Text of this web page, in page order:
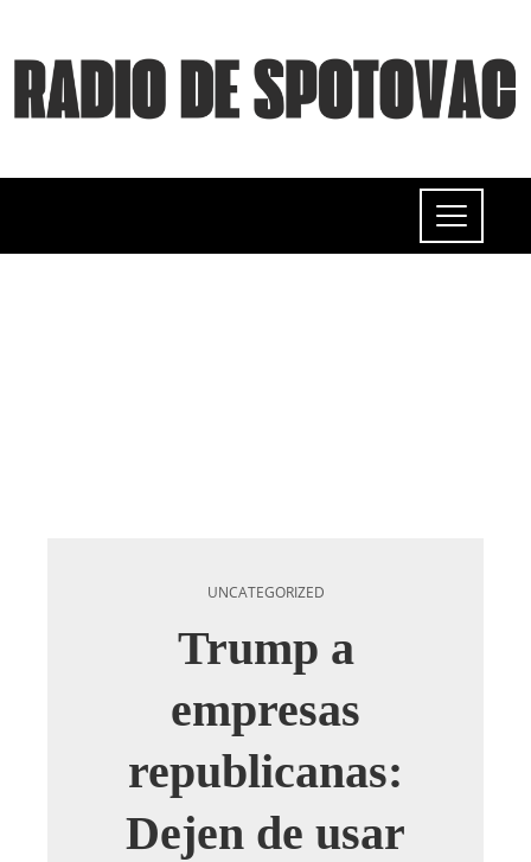
UNCATEGORIZED
Trump a
empresas
republicanas:
Dejen de usar